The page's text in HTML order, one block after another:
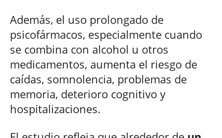
Además, el uso prolongado de
psicofármacos, especialmente cuando
se combina con alcohol u otros
medicamentos, aumenta el riesgo de
caídas, somnolencia, problemas de
memoria, deterioro cognitivo y
hospitalizaciones.